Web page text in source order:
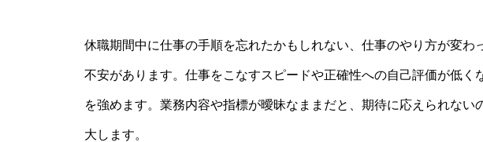
休職期間中に仕事の手順を忘れたかもしれない、仕事のやり方が変わ
不安があります。仕事をこなすスピードや正確性への自己評価が低く
を強めます。業務内容や指標が曖昧なままだと、期待に応えられない
大します。